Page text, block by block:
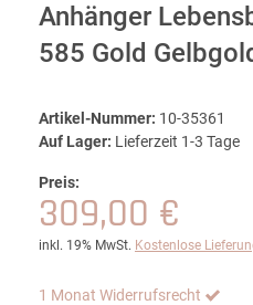
Anhänger
585 Gold
Artikel-Nummer: 10-35361
Auf Lager: Lieferzeit 1-3 Tage
Preis:
309,00 €
inkl. 19% MwSt. Kostenlose
1 Monat Widerrufsrecht